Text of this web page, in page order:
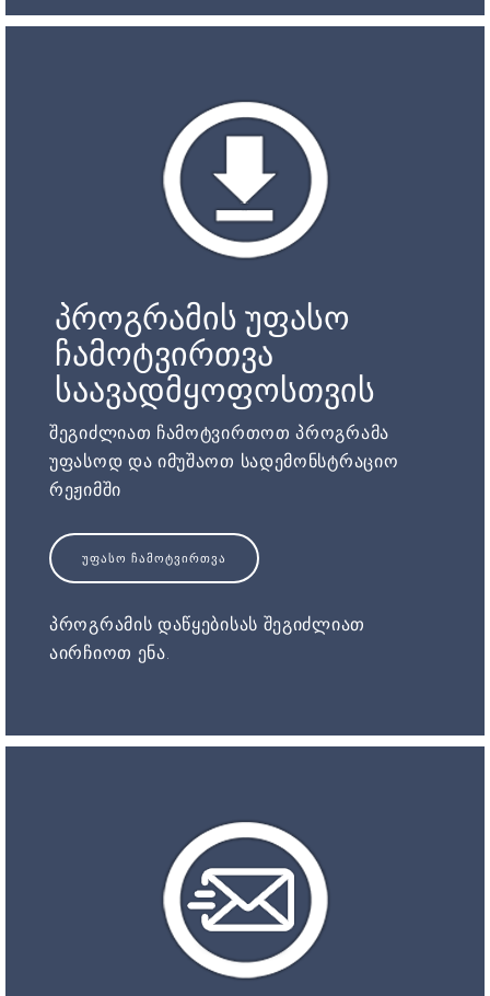
პროგრამის უფასო
ჩამოტვირთვა
საავადმყოფოსთვის
შეგიძლიათ ჩამოტვირთოთ პროგრამა
უფასოდ და იმუშაოთ სადემონსტრაციო
რეჟიმში
ᲣᲤᲐᲡᲝ ᲩᲐᲛᲝᲢᲕᲘᲠᲗᲕᲐ
პროგრამის დაწყებისას შეგიძლიათ
აირჩიოთ ენა.